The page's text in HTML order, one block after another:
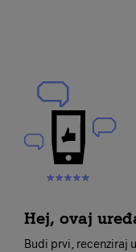
Hej, ovaj
Budi prvi, recenziraj